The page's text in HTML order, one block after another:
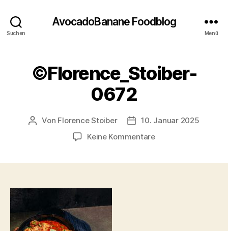
Suchen
AvocadoBanane Foodblog
Menü
©Florence_Stoiber-
0672
Beitragsautor
Von Florence Stoiber Veröffentlichungsdatum
10. Januar 2025
Keine Kommentarezu